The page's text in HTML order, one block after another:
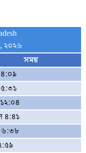
২০২৬
সময়
৪:৪১
৬:৩৮